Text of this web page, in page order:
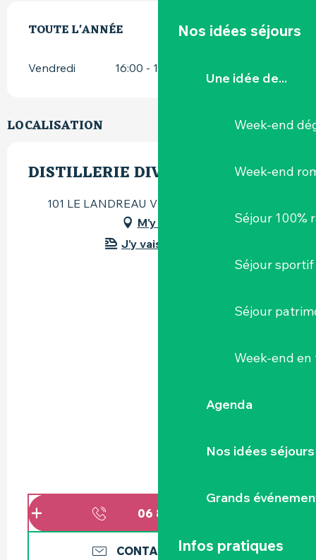
Nos idées séjours
Une idée de...
Week-end
Week-end
Séjour 100%
Séjour sportif
Séjour
Week-end
Agenda
Nos idées séjours
Grands
Infos pratiques
TOUTE L'ANNÉE
TOUTE L'ANNÉE
Vendredi 16:00 - 19:00
LOCALISATION
DISTILLERIE DIVINE
101 LE LANDREAU VILLAGE, 44330 Vallet
M'y rendre
J'y vais en train !
06 81 52 60
CONTACTEZ-NOUS